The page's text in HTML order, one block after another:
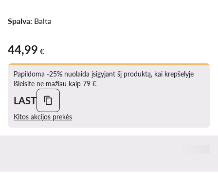
Spalva: Balta
44,99 €
44,99 €
Papildoma -25% nuolaida įsigyjant šį produktą, kai krepšelyje
išleisite ne mažiau kaip 79 €
LAST
Kitos akcijos prekės